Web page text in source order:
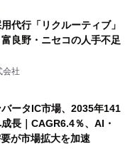
代行「リクルーティブ」
良野・ニセコの人手不足
会社
ータIC市場、2035年141
長｜CAGR6.4％、AI・
が市場拡大を加速